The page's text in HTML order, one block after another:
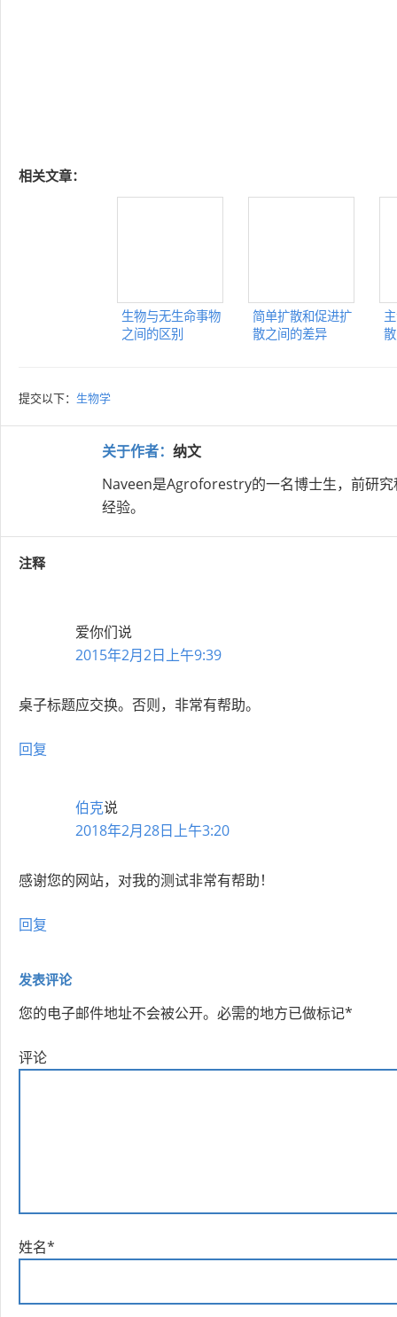
相关文章：
生物与无生命事物
之间的区别
简单扩散和促进扩
散之间的差异
提交以下： 生物学
关于作者： 纳文
Naveen是Agroforestry的一名博士生，前研
经验。
注释
爱你们说
2015年2月2日上午9:39
桌子标题应交换。否则，非常有帮助。
回复
伯克说
2018年2月28日上午3:20
感谢您的网站，对我的测试非常有帮助！
回复
发表评论
您的电子邮件地址不会被公开。 必需的地方已做标记*
评论
姓名*